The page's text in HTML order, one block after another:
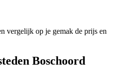
vergelijk op je gemak de prijs en
Boschoord